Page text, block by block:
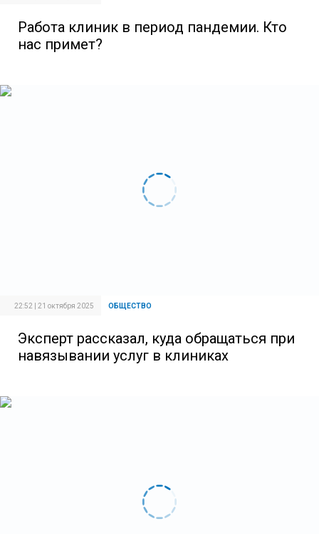
Работа клиник в период пандемии. Кто
нас примет?
22:52 | 21 октября 2025 ОБЩЕСТВО
Эксперт рассказал, куда обращаться при
навязывании услуг в клиниках